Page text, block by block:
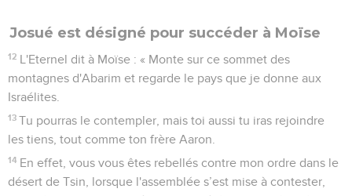
Josué est désigné pour succéder à Moïse
12 L'Eternel dit à Moïse : « Monte sur ce sommet des
montagnes d'Abarim et regarde le pays que je donne aux
Israélites.
13 Tu pourras le contempler, mais toi aussi tu iras rejoindre
les tiens, tout comme ton frère Aaron.
14 En effet, vous vous êtes rebellés contre mon ordre dans le
désert de Tsin, lorsque l'assemblée s’est mise à contester,